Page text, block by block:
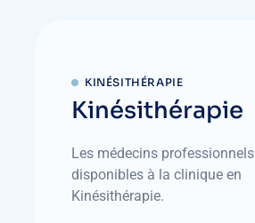
KINÉSITHÉRAPIE
Kinésithérapie
Les médecins professionnels
disponibles à la clinique en
Kinésithérapie.